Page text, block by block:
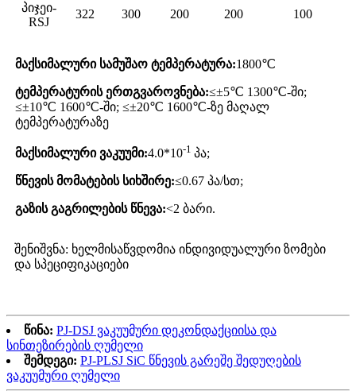
პიჯეი-
RSJ
322 300 200 200 100
მაქსიმალური სამუშაო ტემპერატურა:1800℃
ტემპერატურის ერთგვაროვნება:≤±5℃ 1300℃-ში;
≤±10℃ 1600℃-ში; ≤±20℃ 1600℃-ზე მაღალ
ტემპერატურაზე
მაქსიმალური ვაკუუმი:4.0*10-1 პა;
წნევის მომატების სიხშირე:≤0.67 პა/სთ;
გაზის გაგრილების წნევა:<2 ბარი.
შენიშვნა: ხელმისაწვდომია ინდივიდუალური ზომები
და სპეციფიკაციები
წინა: PJ-DSJ ვაკუუმური დეკონდაქციისა და
სინთეზირების ღუმელი
შემდეგი: PJ-PLSJ SiC წნევის გარეშე შედუღების
ვაკუუმური ღუმელი